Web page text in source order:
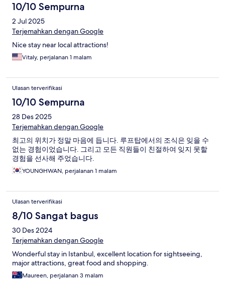
10/10 Sempurna
2 Jul 2025
Terjemahkan dengan Google
Nice stay near local attractions!
Vitaly, perjalanan 1 malam
Ulasan terverifikasi
10/10 Sempurna
28 Des 2025
Terjemahkan dengan Google
최고의 위치가 정말 마음에 듭니다. 루프탑에서의 조식은 잊을 수
없는 경험이었습니다. 그리고 모든 직원들이 친절하여 잊지 못할
경험을 선사해 주었습니다.
YOUNGHWAN, perjalanan 1 malam
Ulasan terverifikasi
8/10 Sangat bagus
30 Des 2024
Terjemahkan dengan Google
Wonderful stay in Istanbul, excellent location for sightseeing,
major attractions, great food and shopping.
Maureen, perjalanan 3 malam